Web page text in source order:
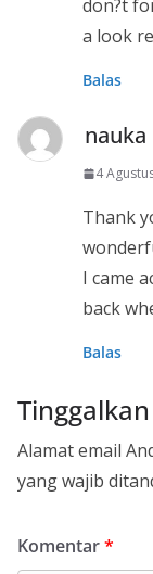
don?t
a look
Balas
nauka
4
Thank
I came
back
Balas
Alamat email
yang wajib
Komentar*